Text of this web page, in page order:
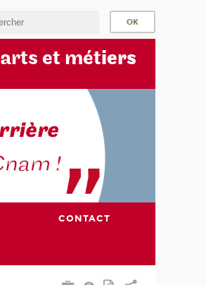
arts et métiers
CONTACT